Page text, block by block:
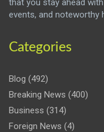
that you stay ahead
events, and noteworthy
Categories
Blog (492)
Breaking News (400)
Business (314)
Foreign News (4)